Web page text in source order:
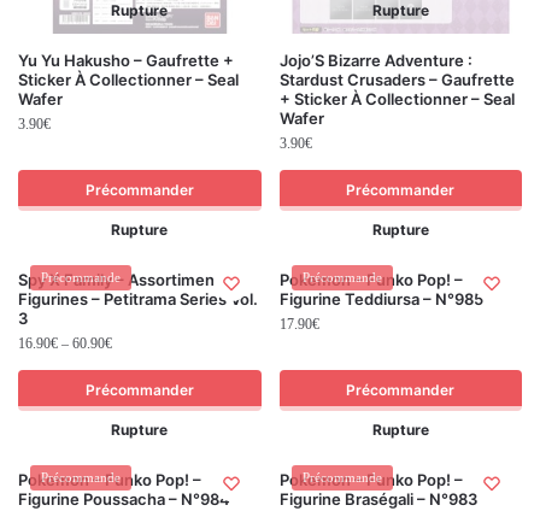
Rupture
Yu Yu Hakusho – Gaufrette +
Sticker À Collectionner – Seal
Wafer
3.90€
Précommander
Rupture
Jojo’S Bizarre Adventure :
Stardust Crusaders – Gaufrette
+ Sticker À Collectionner – Seal
Wafer
3.90€
Précommander
Précommande
Rupture
Spy X Family – Assortiment De
Figurines – Petitrama Series Vol.
3
16.90€ – 60.90€
Précommander
Précommande
Rupture
Pokemon – Funko Pop! –
Figurine Teddiursa – N°985
17.90€
Précommander
Précommande
Rupture
Pokemon – Funko Pop! –
Figurine Poussacha – N°984
Précommande
Rupture
Pokemon – Funko Pop! –
Figurine Braségali – N°983